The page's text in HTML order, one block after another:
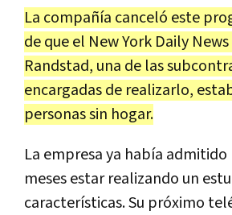
La compañía canceló este
de que el New York Daily
Randstad, una de las
encargadas de realizarlo,
personas sin hogar.
La empresa ya había admitido
meses estar realizando un
características. Su próximo